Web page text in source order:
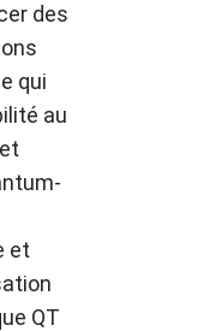
des
qui
au
et
QT